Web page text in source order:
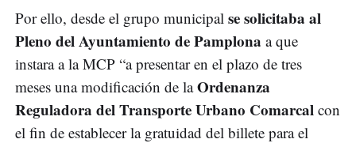
Por ello, desde el grupo municipal se solicitaba al
Pleno del Ayuntamiento de Pamplona a que
instara a la MCP “a presentar en el plazo de tres
meses una modificación de laOrdenanza
Reguladora del Transporte Urbano Comarcal con
el fin de establecer la gratuidad del billete para el